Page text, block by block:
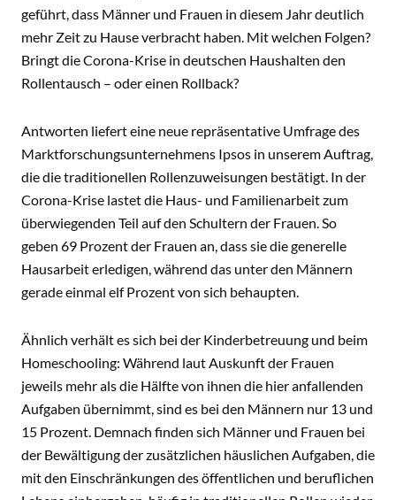
geführt, dass Männer und Frauen in diesem Jahr deutlich
mehr Zeit zu Hause verbracht haben. Mit welchen Folgen?
Bringt die Corona-Krise in deutschen Haushalten den
Rollentausch – oder einen Rollback?
Antworten liefert eine neue repräsentative Umfrage des
Marktforschungsunternehmens Ipsos in unserem Auftrag,
die die traditionellen Rollenzuweisungen bestätigt. In der
Corona-Krise lastet die Haus- und Familienarbeit zum
überwiegenden Teil auf den Schultern der Frauen. So
geben 69 Prozent der Frauen an, dass sie die generelle
Hausarbeit erledigen, während das unter den Männern
gerade einmal elf Prozent von sich behaupten.
Ähnlich verhält es sich bei der Kinderbetreuung und beim
Homeschooling: Während laut Auskunft der Frauen
jeweils mehr als die Hälfte von ihnen die hier anfallenden
Aufgaben übernimmt, sind es bei den Männern nur 13 und
15 Prozent. Demnach finden sich Männer und Frauen bei
der Bewältigung der zusätzlichen häuslichen Aufgaben, die
mit den Einschränkungen des öffentlichen und beruflichen